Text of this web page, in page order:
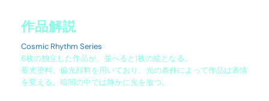
作品解説
Cosmic Rhythm Series
6枚の独立した作品が、並べると1枚の絵となる。
蓄光塗料、偏光顔料を用いており、光の条件によって作品は表情
を変える。暗闇の中では静かに光を放つ。